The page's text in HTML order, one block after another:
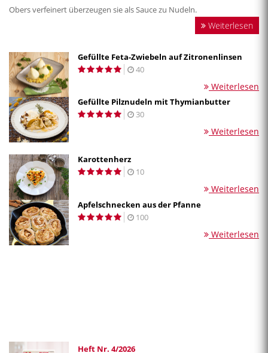
Obers verfeinert überzeugen sie als Sauce zu Nudeln.
Weiterlesen
Gefüllte Feta-Zwiebeln auf Zitronenlinsen
40
Weiterlesen
Gefüllte Pilznudeln mit Thymianbutter
30
Weiterlesen
Karottenherz
10
Weiterlesen
Apfelschnecken aus der Pfanne
100
Weiterlesen
Heft Nr. 4/2026